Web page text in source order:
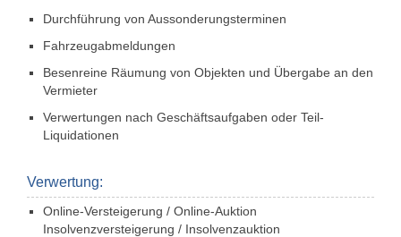
Durchführung von Aussonderungsterminen
Fahrzeugabmeldungen
Besenreine Räumung von Objekten und Übergabe an den
Vermieter
Verwertungen nach Geschäftsaufgaben oder Teil-
Liquidationen
Verwertung:
Online-Versteigerung / Online-Auktion
Insolvenzversteigerung / Insolvenzauktion